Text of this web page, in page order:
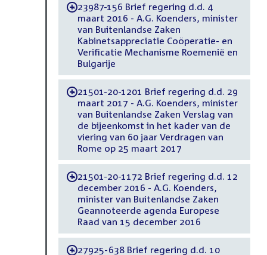
-23987-156 Brief regering d.d. 4
maart 2016 - A.G. Koenders, minister
van Buitenlandse Zaken
Kabinetsappreciatie Coöperatie- en
Verificatie Mechanisme Roemenië en
Bulgarije
-21501-20-1201 Brief regering d.d. 29
maart 2017 - A.G. Koenders, minister
van Buitenlandse Zaken Verslag van
de bijeenkomst in het kader van de
viering van 60 jaar Verdragen van
Rome op 25 maart 2017
-21501-20-1172 Brief regering d.d. 12
december 2016 - A.G. Koenders,
minister van Buitenlandse Zaken
Geannoteerde agenda Europese
Raad van 15 december 2016
-27925-638 Brief regering d.d. 10